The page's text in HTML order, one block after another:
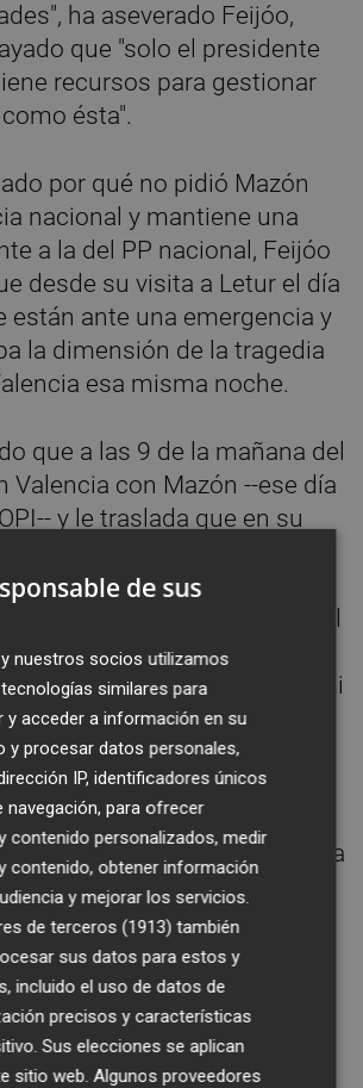
ha aseverado Feijóo,
que "solo el presidente
recursos para gestionar
ésta".
por qué no pidió Mazón
nacional y mantiene una
a la del PP nacional, Feijóo
desde su visita a Letur el día
están ante una emergencia y
la dimensión de la tragedia
esa misma noche.
que a las 9 de la mañana del
Valencia con Mazón --ese día
y le traslada que en su
una emergencia nacional".
el presidente de la
que iba a ir a Valencia el
e iba a "tener un
"Yo al señor Mazón le di mi
ha recalcado que ningún
"tiene capacidad,
recursos para gestionar esta
los tiene nadie salvo la
Gobierno", ha sentenciado,
si la Generalitat Valenciana
gobernada por el PSOE, el
del Gobierno habría sido
de sus
nuestros socios utilizamos
similares para
y acceder a información en su
y procesar datos personales,
IP, identificadores únicos
navegación, para ofrecer
contenido personalizados, medir
contenido, obtener información
y mejorar los servicios.
de terceros (1913) también
sus datos para estos y
incluido el uso de datos de
precisos y características
Sus elecciones se aplican
sitio web. Algunos proveedores